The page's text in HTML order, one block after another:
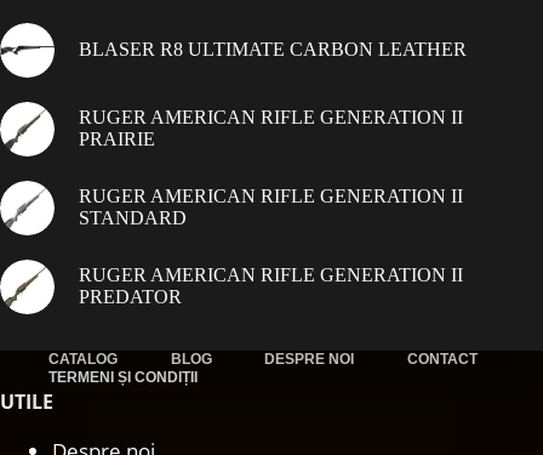
BLASER R8 ULTIMATE CARBON LEATHER
RUGER AMERICAN RIFLE GENERATION II
PRAIRIE
RUGER AMERICAN RIFLE GENERATION II
STANDARD
RUGER AMERICAN RIFLE GENERATION II
PREDATOR
CATALOG BLOG DESPRE NOI
CONTACT
TERMENI ȘI CONDIȚII
UTILE